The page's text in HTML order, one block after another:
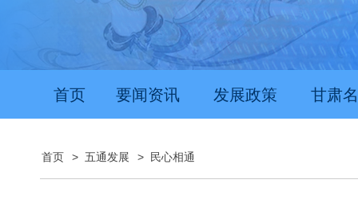
首页 要闻资讯 发展政策 甘肃
首页 > 五通发展 > 民心相通